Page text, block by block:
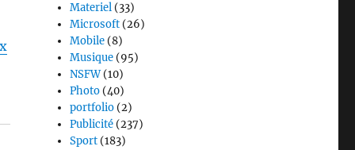
Materiel (33)
Microsoft (26)
Mobile (8)
Musique (95)
NSFW(10)
Photo (40)
portfolio (2)
Publicité (237)
Sport (183)